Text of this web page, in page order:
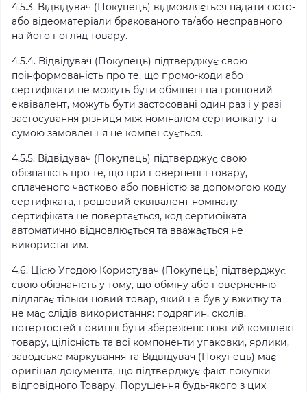
4.5.3. Відвідувач (Покупець) відмовляється надати фото-
або відеоматеріали бракованого та/або несправного
на його погляд товару.
4.5.4. Відвідувач (Покупець) підтверджує свою
поінформованість про те, що промо-коди або
сертифікати не можуть бути обмінені на грошовий
еквівалент, можуть бути застосовані один раз і у разі
застосування різниця між номіналом сертифікату та
сумою замовлення не компенсується.
4.5.5. Відвідувач (Покупець) підтверджує свою
обізнаність про те, що при поверненні товару,
сплаченого частково або повністю за допомогою коду
сертифіката, грошовий еквівалент номіналу
сертифіката не повертається, код сертифіката
автоматично відновлюється та вважається не
використаним.
4.6. Цією Угодою Користувач (Покупець) підтверджує
свою обізнаність у тому, що обміну або поверненню
підлягає тільки новий товар, який не був у вжитку та
не має слідів використання: подряпин, сколів,
потертостей повинні бути збережені: повний комплект
товару, цілісність та всі компоненти упаковки, ярлики,
заводське маркування та Відвідувач (Покупець) має
оригінал документа, що підтверджує факт покупки
відповідного Товару. Порушення будь-якого з цих